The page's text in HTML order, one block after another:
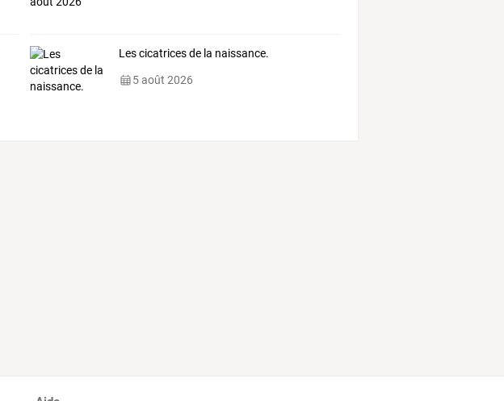
Les cicatrices de la naissance.
5 août 2026